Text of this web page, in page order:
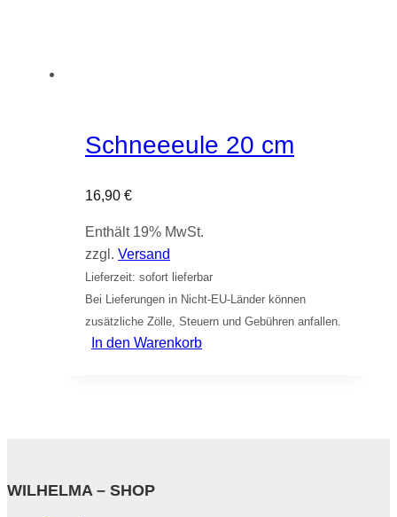
Schneeeule 20 cm
16,90 €
Enthält 19% MwSt.
zzgl. Versand
Lieferzeit: sofort lieferbar
Bei Lieferungen in Nicht-EU-Länder können
zusätzliche Zölle, Steuern und Gebühren anfallen.
In den Warenkorb
WILHELMA – SHOP